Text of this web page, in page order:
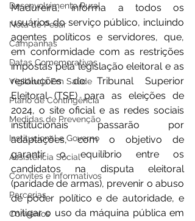
Desenvolvimento Rural
Nota de Pesar
Campanhas
Datas Comemorativas
Vigilância Em Saúde
Plano de Contingência
Medidas de Prevenção
Institucional e Governo
Assistência Social
Convites e Informativos
Parcerias
Convênios
Madureira, informa a todos os
usuários do serviço público, incluindo
agentes políticos e servidores, que,
em conformidade com as restrições
impostas pela legislação eleitoral e as
resoluções do Tribunal Superior
Eleitoral (TSE) para as eleições de
2024, o site oficial e as redes sociais
institucionais passarão por
adaptações, com o objetivo de
garantir o equilíbrio entre os
candidatos na disputa eleitoral
(paridade de armas), prevenir o abuso
de poder político e de autoridade, e
mitigar o uso da máquina pública em